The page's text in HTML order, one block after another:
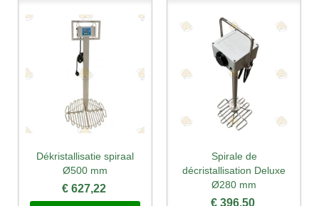
Dékristallisatie spiraal
Ø500 mm
€ 627,22
Spirale de
décristallisation Deluxe
Ø280 mm
€ 396,50